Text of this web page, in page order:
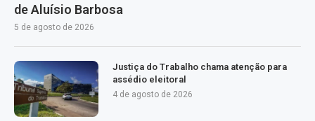
de Aluísio Barbosa
5 de agosto de 2026
Justiça do Trabalho chama atenção para
assédio eleitoral
4 de agosto de 2026